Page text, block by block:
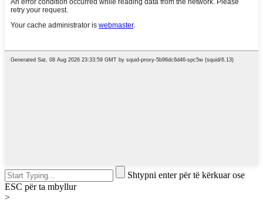
Shtypni enter për të kërkuar ose
ESC për ta mbyllur
>